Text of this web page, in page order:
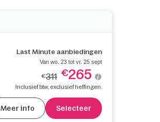
Last Minute aanbiedingen
Van wo. 23 tot vr. 25 sept
€311 €265
Inclusief btw, exclusief heffingen.
Meer info Selecteer